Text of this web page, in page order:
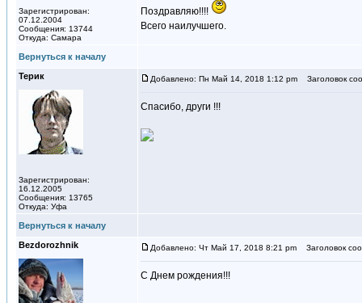
Зарегистрирован:
07.12.2004
Сообщения: 13744
Откуда: Самара
Поздравляю!!!!
Всего наилучшего.
Вернуться к началу
Терик
Зарегистрирован:
16.12.2005
Сообщения: 13765
Откуда: Уфа
Добавлено: Пн Май 14, 2018 1:12 pm Заголовок
Спасибо, други !!!
Вернуться к началу
Bezdorozhnik
Добавлено: Чт Май 17, 2018 8:21 pm Заголовок
С Днем рождения!!!